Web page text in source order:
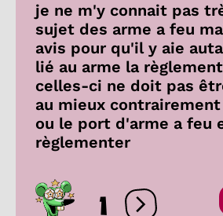
je ne m'y connait pas
sujet des arme a feu
avis pour qu'il y aie
lié au arme la
celles-ci ne doit pas
au mieux contrairement
ou le port d'arme a feu
règlementer
1 Ouvrir les